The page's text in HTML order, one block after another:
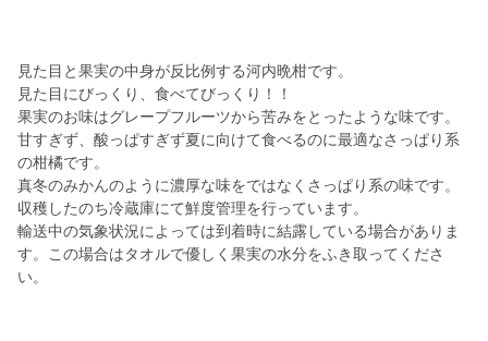
見た目と果実の中身が反比例する河内晩柑です。
見た目にびっくり、食べてびっくり！！
果実のお味はグレープフルーツから苦みをとったような味です。
甘すぎず、酸っぱすぎず夏に向けて食べるのに最適なさっぱり系
の柑橘です。
真冬のみかんのように濃厚な味をではなくさっぱり系の味です。
収穫したのち冷蔵庫にて鮮度管理を行っています。
輸送中の気象状況によっては到着時に結露している場合がありま
す。この場合はタオルで優しく果実の水分をふき取ってくださ
い。